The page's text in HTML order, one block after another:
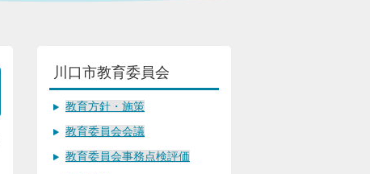
川口市教育委員会
教育方針・施策
教育委員会会議
教育委員会事務点検評価